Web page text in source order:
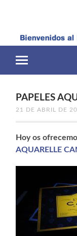
el
móvil
PAPELES
21 DE ABRIL DE
Hoy os
AQUARELLE